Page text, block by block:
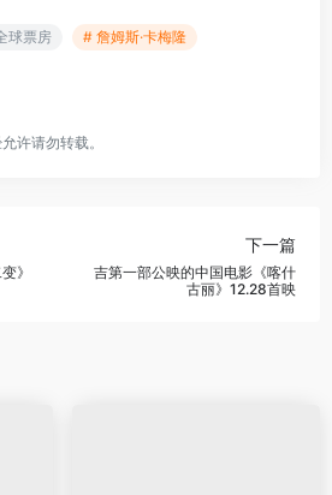
球票房
# 詹姆斯·卡梅隆
许请勿转载。
》
下一篇
吉第一部公映的中国电影《喀什
古丽》12.28首映